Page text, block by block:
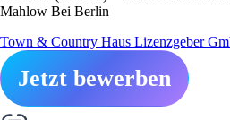
Mahlow Bei Berlin
Town & Country Haus Lizenzgeber
Jetzt bewerben